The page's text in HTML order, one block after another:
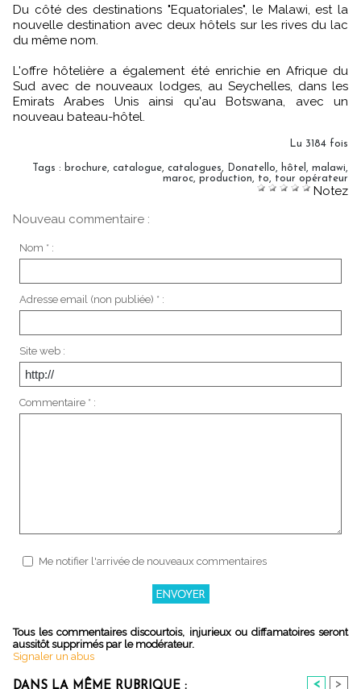
Du côté des destinations "Equatoriales", le Malawi, est la
nouvelle destination avec deux hôtels sur les rives du lac
du même nom.
L'offre hôtelière a également été enrichie en Afrique du
Sud avec de nouveaux lodges, au Seychelles, dans les
Emirats Arabes Unis ainsi qu'au Botswana, avec un
nouveau bateau-hôtel.
Lu 3184 fois
Tags : brochure, catalogue, catalogues, Donatello, hôtel , malawi,
maroc, production, to, tour opérateur
Notez
Nouveau commentaire :
Nom * :
Adresse email (non publiée) * :
Site web :
Commentaire * :
Me notifier l'arrivée de nouveaux commentaires
Tous les commentaires discourtois, injurieux ou diffamatoires seront
aussitôt supprimés par le modérateur.
Signaler un abus
DANS LA MÊME RUBRIQUE : < >